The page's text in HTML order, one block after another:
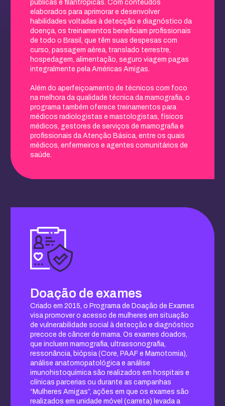
públicas e filantrópicas. Com conteúdos
elaborados para aprimorar e desenvolver
habilidades voltadas à detecção e diagnóstico da
doença, os treinamentos beneficiam profissionais
de todo o Brasil, que têm suas despesas com
curso, passagem aérea, translado terrestre,
hospedagem, alimentação, seguro viagem pagas
integralmente pela Américas Amigas.
Além do aperfeiçoamento de técnicos com foco
na melhora da qualidade técnica da mamografia, o
programa também oferece treinamentos para
médicos radiologistas e mastologistas, físicos
médicos, gestores de serviços de mamografia e
profissionais da Atenção Básica, entre os quais
médicos, enfermeiros e agentes comunitários de
saúde.
Doação de exames
Criado em 2015, o Programa de Doação de Exames
visa promover o acesso de mulheres em situação
de vulnerabilidade social à detecção e diagnóstico
precoce de câncer de mama. Os exames doados,
que incluem mamografia, ultrassonografia,
ressonância, biópsia (Core, PAAF e Mamotomia),
análise anatomopatológica e análise
imunohistoquímica são realizados em hospitais e
clínicas parcerias ou durante as campanhas
“Mulheres Amigas”, ações em que os exames são
realizados em unidade móvel (carreta) levada a